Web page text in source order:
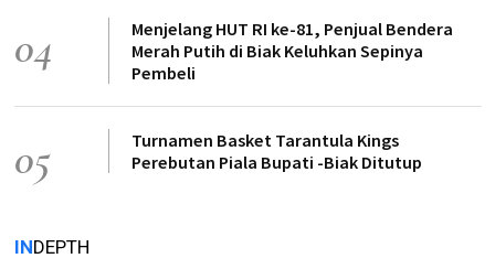
04
Menjelang HUT RI ke-81, Penjual Bendera
Merah Putih di Biak Keluhkan Sepinya
Pembeli
05
Turnamen Basket Tarantula Kings
Perebutan Piala Bupati -Biak Ditutup
INDEPTH